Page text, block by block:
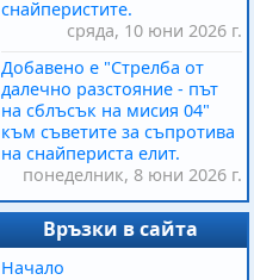
снайперистите.
сряда, 10 юни 2026 г.
Добавено е "Стрелба от
далечно разстояние - път
на сблъсък на мисия 04"
към съветите за съпротива
на снайпериста елит.
понеделник, 8 юни 2026 г.
Връзки в сайта
Начало